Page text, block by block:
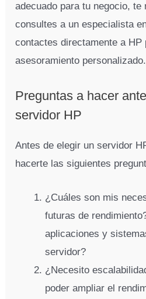
adecuado para tu negocio, te
consultes a un especialista
contactes directamente a HP
asesoramiento personalizado.
Preguntas a hacer
servidor HP
Antes de elegir un servidor
hacerte las siguientes
¿Cuáles son mis
futuras de
aplicaciones y
servidor?
¿Necesito
poder ampliar el